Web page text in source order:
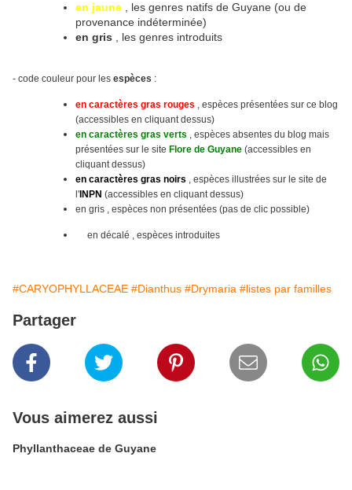
en jaune
, les genres natifs de Guyane (ou de
provenance indéterminée)
en gris
, les genres introduits
- code couleur pour les espèces :
en caractères gras rouges , espèces présentées sur ce blog
(accessibles en cliquant dessus)
en caractères gras verts , espèces absentes du blog mais
présentées sur le site Flore de Guyane (accessibles en
cliquant dessus)
en caractères gras noirs , espèces illustrées sur le site de
l' INPN (accessibles en cliquant dessus)
en gris , espèces non présentées (pas de clic possible)
en décalé , espèces introduites
#CARYOPHYLLACEAE #Dianthus #Drymaria #listes par familles
Partager
Vous aimerez aussi
Phyllanthaceae de Guyane